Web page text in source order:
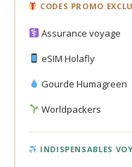
CODES PROMO
Assurance voyage
eSIM Holafly
Gourde Humagreen
Worldpackers
INDISPENSABLES